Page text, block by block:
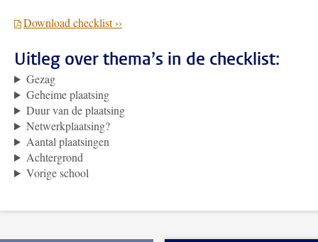
Download checklist ››
Uitleg over thema’s in de checklist:
Gezag
Geheime plaatsing
Duur van de plaatsing
Netwerkplaatsing?
Aantal plaatsingen
Achtergrond
Vorige school